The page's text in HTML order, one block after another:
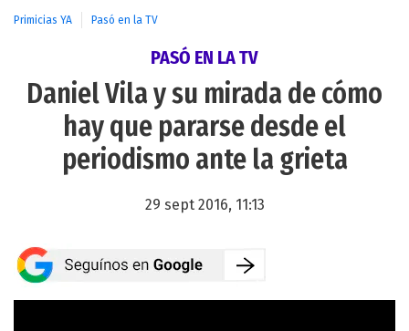
Primicias YA Pasó en la TV
PASÓ EN LA TV
Daniel Vila y su mirada de cómo
hay que pararse desde el
periodismo ante la grieta
29 sept 2016, 11:13